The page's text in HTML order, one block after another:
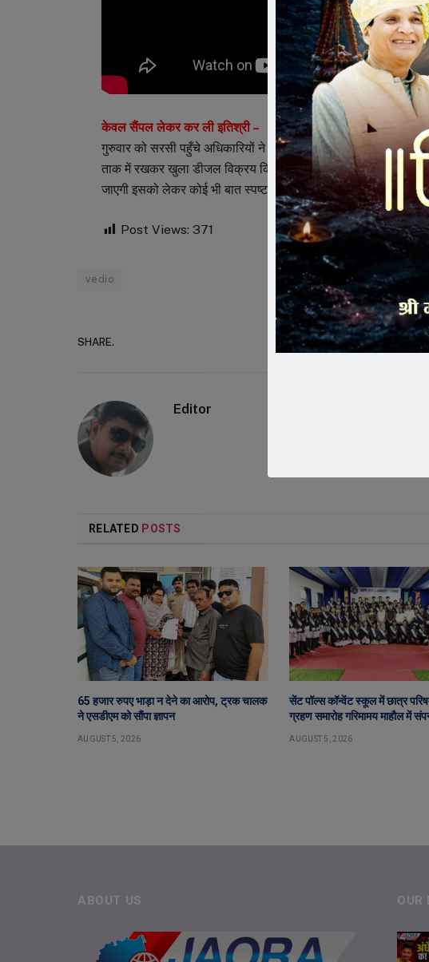
केवल सैंपल लेकर कर ली इतिश्री –
गुरुवार को सरसी पहुँचे अधिकारियों ने केवल सेम्पल लेकर अपने कर्तव्य की
ताक में रखकर खुला डीजल विक्रय किया उस ओर क्या करवाई की गई, वही
जाएगी इसको लेकर कोई भी बात स्पष्ट नही की ।
Post Views: 371
vedio
SHARE.
Facebook Twitter
Editor
RELATED POSTS
65 हजार रुपए भाड़ा न देने का आरोप, ट्रक चालक
ने एसडीएम को सौंपा ज्ञापन
AUGUST 5, 2026
सेंट पॉल्स कॉन्वेंट स्कूल में छात्र
ग्रहण समारोह गरिमामय माहौल में
AUGUST 5, 2026
ABOUT US OUR